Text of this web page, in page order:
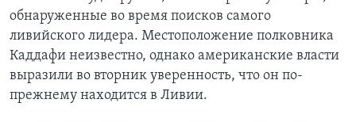
обнаруженные во время поисков самого
ливийского лидера. Местоположение полковника
Каддафи неизвестно, однако американские власти
выразили во вторник уверенность, что он по-
прежнему находится в Ливии.